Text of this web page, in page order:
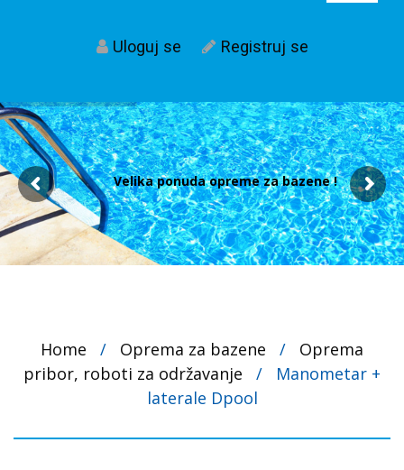
Uloguj se Registruj se
Velika ponuda opreme za bazene !
Home / Oprema za bazene /
Oprema
pribor, roboti za održavanje
/
Manometar +
laterale Dpool